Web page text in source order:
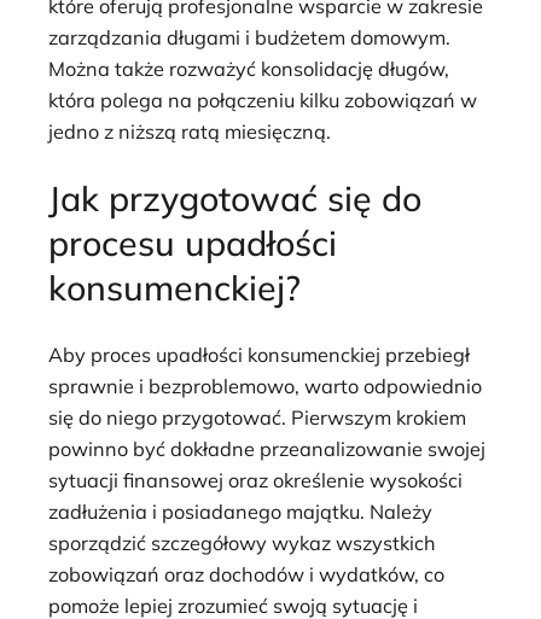
które oferują profesjonalne wsparcie w zakresie
zarządzania długami i budżetem domowym.
Można także rozważyć konsolidację długów,
która polega na połączeniu kilku zobowiązań w
jedno z niższą ratą miesięczną.
Jak przygotować się do
procesu upadłości
konsumenckiej?
Aby proces upadłości konsumenckiej przebiegł
sprawnie i bezproblemowo, warto odpowiednio
się do niego przygotować. Pierwszym krokiem
powinno być dokładne przeanalizowanie swojej
sytuacji finansowej oraz określenie wysokości
zadłużenia i posiadanego majątku. Należy
sporządzić szczegółowy wykaz wszystkich
zobowiązań oraz dochodów i wydatków, co
pomoże lepiej zrozumieć swoją sytuację i